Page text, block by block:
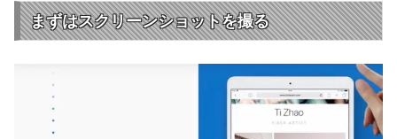
まずはスクリーンショットを撮る